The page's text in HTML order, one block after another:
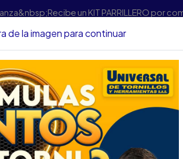
un KIT PARRILLERO por
DUCTO GRIS TRUPER ROLLO X 50MTS
CINTA DUCTO GRIS
CDU-50X 12588
DESCRIPCIÓN
de la imagen para continuar